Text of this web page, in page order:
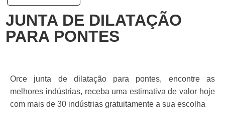
JUNTA DE DILATAÇÃO
PARA PONTES
Orce junta de dilatação para pontes, encontre as
melhores indústrias, receba uma estimativa de valor hoje
com mais de 30 indústrias gratuitamente a sua escolha